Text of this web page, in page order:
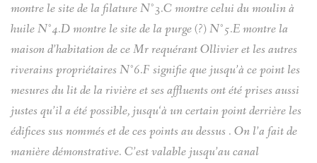
montre le site de la filature N°3.C montre celui du moulin à
huile N°4.D montre le site de la purge (?) N°5.E montre la
maison d’habitation de ce Mr requérant Ollivier et les autres
riverains propriétaires N°6.F signifie que jusqu’à ce point les
mesures du lit de la rivière et ses affluents ont été prises aussi
justes qu’il a été possible, jusqu‘à un certain point derrière les
édifices sus nommés et de ces points au dessus . On l’a fait de
manière démonstrative. C’est valable jusqu’au canal